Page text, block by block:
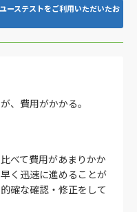
ーステストをご利用いただいたお
、費用がかかる。
べて費用があまりかか
く迅速に進めることが
確な確認・修正をして